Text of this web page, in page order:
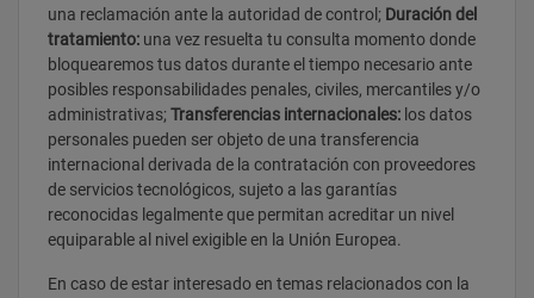
una reclamación ante la autoridad de control; Duración del
tratamiento: una vez resuelta tu consulta momento donde
bloquearemos tus datos durante el tiempo necesario ante
posibles responsabilidades penales, civiles, mercantiles y/o
administrativas; Transferencias internacionales: los datos
personales pueden ser objeto de una transferencia
internacional derivada de la contratación con proveedores
de servicios tecnológicos, sujeto a las garantías
reconocidas legalmente que permitan acreditar un nivel
equiparable al nivel exigible en la Unión Europea.
En caso de estar interesado en temas relacionados con la